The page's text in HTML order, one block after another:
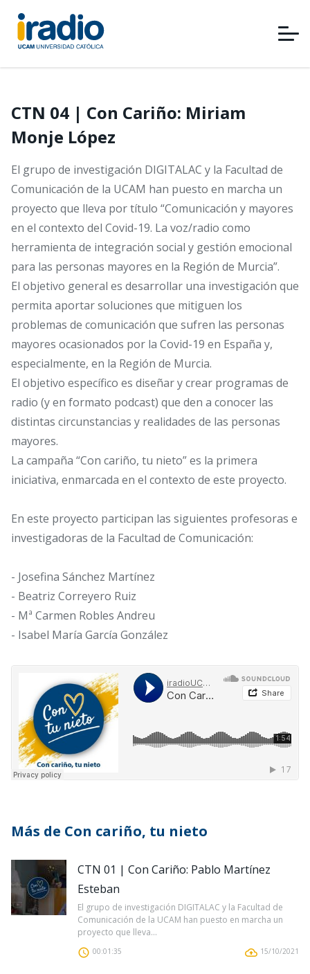
Pasar
contenido
principal
CTN 04 | Con Cariño: Miriam
Monje López
El grupo de investigación DIGITALAC y la Facultad de
Comunicación de la UCAM han puesto en marcha un
proyecto que lleva por título “Comunicación y mayores
en el contexto del Covid-19. La voz/radio como
herramienta de integración social y gestión emocional
para las personas mayores en la Región de Murcia”.
El objetivo general es desarrollar una investigación que
permita aportar soluciones que mitiguen los
problemas de comunicación que sufren las personas
mayores ocasionados por la Covid-19 en España y,
especialmente, en la Región de Murcia.
El objetivo específico es diseñar y crear programas de
radio (y en formato podcast) que den a conocer las
distintas circunstancias y realidades de las personas
mayores.
La campaña “Con cariño, tu nieto” es la primera
iniciativa, enmarcada en el contexto de este proyecto.
En este proyecto participan las siguientes profesoras e
investigadoras de la Facultad de Comunicación:
- Josefina Sánchez Martínez
- Beatriz Correyero Ruiz
- Mª Carmen Robles Andreu
- Isabel María García González
Más de Con cariño, tu nieto
CTN 01 | Con Cariño: Pablo Martínez
Esteban
El grupo de investigación DIGITALAC y la Facultad de
Comunicación de la UCAM han puesto en marcha un
proyecto que lleva...
00:01:35 15/10/2021